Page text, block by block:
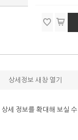
상세정보 새창 열기
상세 정보를 확대해 보실